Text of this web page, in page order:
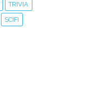
TRIVIA
SCIFI